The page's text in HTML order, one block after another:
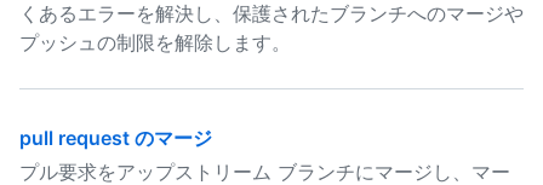
くあるエラーを解決し、保護されたブランチへのマージや
プッシュの制限を解除します。
pull request のマージ
プル要求をアップストリーム ブランチにマージし、マー